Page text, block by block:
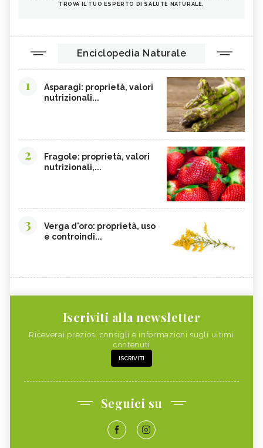
TROVA IL TUO ESPERTO DI SALUTE NATURALE.
Enciclopedia Naturale
1
Asparagi: proprietà, valori
nutrizionali...
2
Fragole: proprietà, valori
nutrizionali,...
3
Verga d'oro: proprietà, uso
e controindi...
Iscriviti alla newsletter
Riceverai preziosi consigli e informazioni sugli ultimi
contenuti
ISCRIVITI
Seguici su